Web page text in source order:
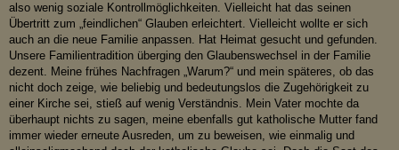
also wenig soziale Kontrollmöglichkeiten. Vielleicht hat das seinen
Übertritt zum „feindlichen“ Glauben erleichtert. Vielleicht wollte er sich
auch an die neue Familie anpassen. Hat Heimat gesucht und gefunden.
Unsere Familientradition überging den Glaubenswechsel in der Familie
dezent. Meine frühes Nachfragen „Warum?“ und mein späteres, ob das
nicht doch zeige, wie beliebig und bedeutungslos die Zugehörigkeit zu
einer Kirche sei, stieß auf wenig Verständnis. Mein Vater mochte da
überhaupt nichts zu sagen, meine ebenfalls gut katholische Mutter fand
immer wieder erneute Ausreden, um zu beweisen, wie einmalig und